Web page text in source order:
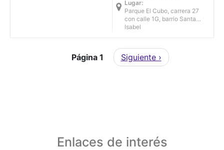
Lugar:
Parque El Cubo, carrera 27
con calle 1G, barrio Santa
Isabel
Página 1 Siguiente página
Siguiente ›
Enlaces de interés